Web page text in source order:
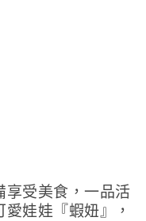
享受美食，一品活
娃娃『蝦妞』，